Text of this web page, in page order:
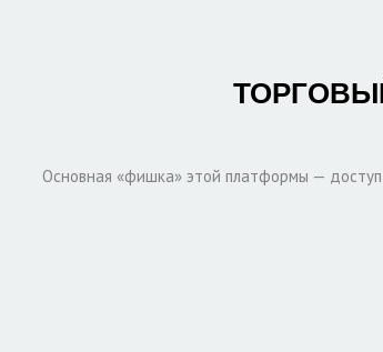
Основная «фишка» этой платформы —